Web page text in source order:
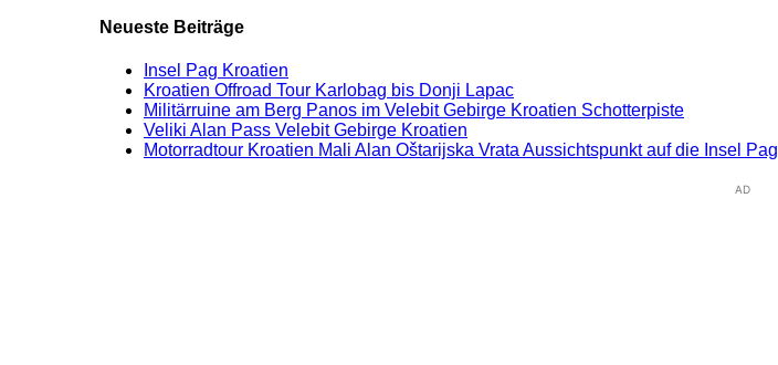
Neueste Beiträge
Insel Pag Kroatien
Kroatien Offroad Tour Karlobag bis Donji Lapac
Militärruine am Berg Panos im Velebit Gebirge Kroatien Schotterpiste
Veliki Alan Pass Velebit Gebirge Kroatien
Motorradtour Kroatien Mali Alan Oštarijska Vrata Aussichtspunkt auf die Insel Pag
AD